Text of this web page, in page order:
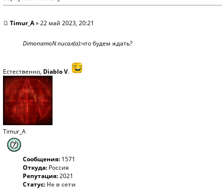
Timur_A» 22 май 2023, 20:21
DimonamoN писал(а):что будем ждать?
Естественно, Diablo V.
Timur_A
Сообщения: 1571
Откуда: Россия
Репутация:2021
Статус: Не в сети